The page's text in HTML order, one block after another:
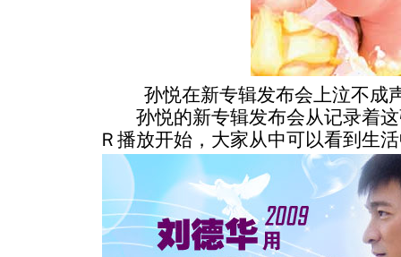
孙悦在新专辑发布会上泣不成
孙悦的新专辑发布会从记录着这
Ｒ播放开始，大家从中可以看到生